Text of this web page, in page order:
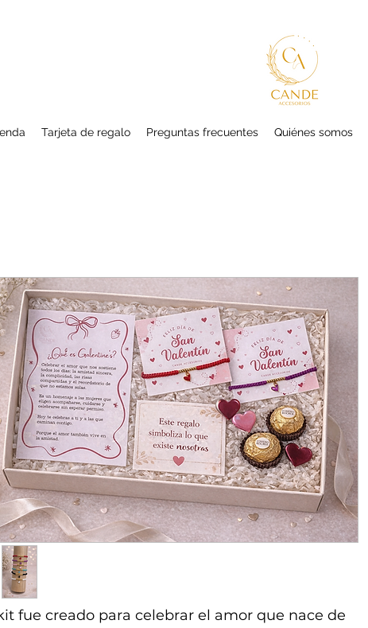
Tarjeta de regalo Preguntas frecuentes Quiénes somos
fue creado para celebrar el amor que nace de